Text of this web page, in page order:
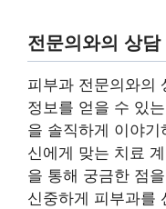
전문의와의 상담
피부과 전문의와의
정보를 얻을 수 있
을 솔직하게 이야
신에게 맞는 치료
을 통해 궁금한 점
신중하게 피부과를